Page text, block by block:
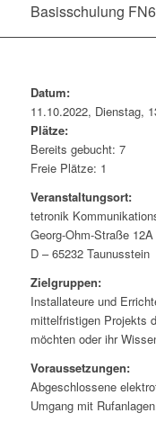
Basisschulung
Datum:
11.10.2022, Dienstag,
Plätze:
Bereits gebucht: 7
Freie Plätze: 1
Veranstaltungsort:
tetronik
Georg-Ohm-Straße 12A
D – 65232 Taunusstein
Zielgruppen:
Installateure und
mittelfristigen Projekts
möchten oder ihr
Voraussetzungen:
Abgeschlossene
Umgang mit